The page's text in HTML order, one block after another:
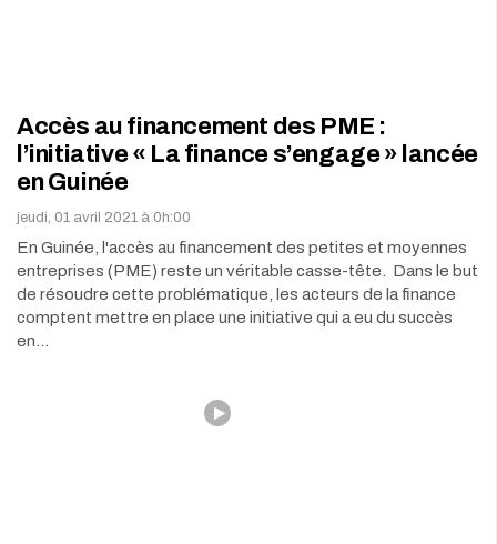
Accès au financement des PME :
l’initiative « La finance s’engage » lancée
en Guinée
jeudi, 01 avril 2021 à 0h:00
En Guinée, l'accès au financement des petites et moyennes
entreprises (PME) reste un véritable casse-tête. Dans le but
de résoudre cette problématique, les acteurs de la finance
comptent mettre en place une initiative qui a eu du succès
en…